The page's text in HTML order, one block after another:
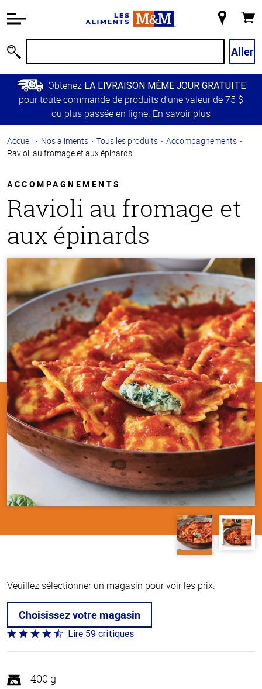
relative à
Passer
contenu
principal
Retour à
principale
magasin
Aller
Obtenez LA LIVRAISON MÊME JOUR GRATUITE
pour toute commande de produits d’une valeur de 75 $
ou plus passée en ligne. En savoir plus
Accueil Nos aliments Tous les produits
Accompagnements
Ravioli au fromage et aux épinards
ACCOMPAGNEMENTS
Ravioli au fromage et
aux épinards
Veuillez sélectionner un magasin pour voir les prix.
Choisissez votre magasin
Coté
4.3 sur
Lire 59 critiques
400 g